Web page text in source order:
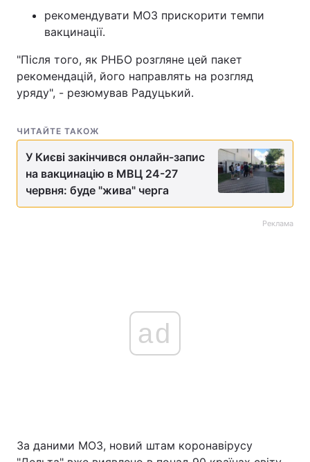
рекомендувати МОЗ прискорити темпи
вакцинації.
"Після того, як РНБО розгляне цей пакет
рекомендацій, його направлять на розгляд
уряду", - резюмував Радуцький.
ЧИТАЙТЕ ТАКОЖ
У Києві закінчився онлайн-запис
на вакцинацію в МВЦ 24-27
червня: буде "жива" черга
Реклама
ad
За даними МОЗ, новий штам коронавірусу